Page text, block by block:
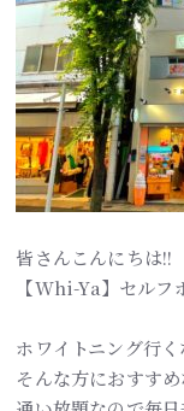
皆さんこんにちは!!
【Whi-Ya】セル
ホワイトニング行
そんな方におすす